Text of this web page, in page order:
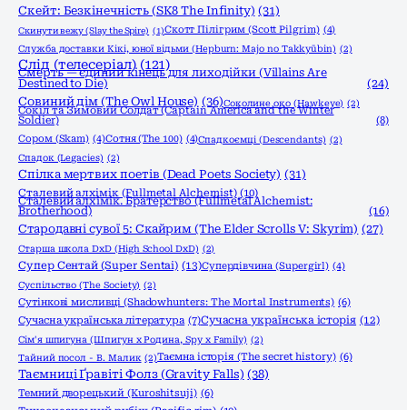
Скейт: Безкінечність (SK8 The Infinity) (31)
Скинути вежу (Slay the Spire) (1)Скотт Пілігрим (Scott Pilgrim) (4)
Служба доставки Кікі, юної відьми (Hepburn: Majo no Takkyūbin) (2)
Слід (телесеріал) (121)
Смерть — єдиний кінець для лиходійки (Villains Are
Destined to Die)
(24)
Совиний дім (The Owl House) (36)Соколине око (Hawkeye) (2)
Сокіл та Зимовий Солдат (Captain America and the Winter
Soldier)
(8)
Сором (Skam) (4)Сотня (The 100) (4)Спадкоємці (Descendants) (2)
Спадок (Legacies) (2)
Спілка мертвих поетів (Dead Poets Society) (31)
Сталевий алхімік (Fullmetal Alchemist) (10)
Сталевий алхімік. Братерство (Fullmetal Alchemist:
Brotherhood) (16)
Стародавні сувої 5: Скайрим (The Elder Scrolls V: Skyrim) (27)
Старша школа DxD (High School DxD) (2)
Супер Сентай (Super Sentai) (13)Супердівчина (Supergirl) (4)
Суспільство (The Society) (2)
Сутінкові мисливці (Shadowhunters: The Mortal Instruments) (6)
Сучасна українська література (7)Сучасна українська історія (12)
Сім'я шпигуна (Шпигун x Родина, Spy x Family) (2)
Тайний посол - В. Малик (2)Таємна історія (The secret history) (6)
Таємниці Ґравіті Фолз (Gravity Falls) (38)
Темний дворецький (Kuroshitsuji) (6)